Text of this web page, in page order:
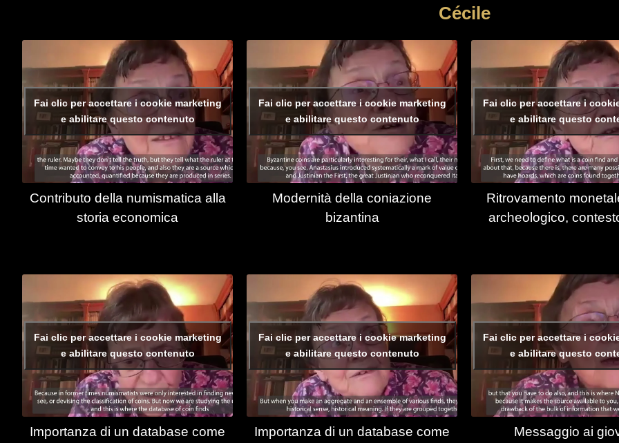
Cécile
Fai clic per accettare i cookie marketing
e abilitare questo contenuto
Contributo della numismatica alla
storia economica
Fai clic per accettare i cookie marketing
e abilitare questo contenuto
Modernità della coniazione
bizantina
Fai clic per accettare i
e abilitare questo
Ritrovamento
archeologico,
Fai clic per accettare i cookie marketing
e abilitare questo contenuto
Importanza di un database come
Fai clic per accettare i cookie marketing
e abilitare questo contenuto
Importanza di un database come
Fai clic per accettare i
e abilitare questo
Messaggio ai